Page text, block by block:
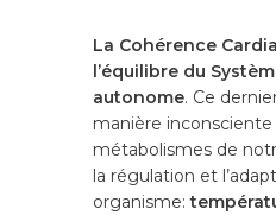
La Cohérence
l’équilibre du
autonome. Ce
manière inconsciente
métabolismes de
la régulation et
organisme: